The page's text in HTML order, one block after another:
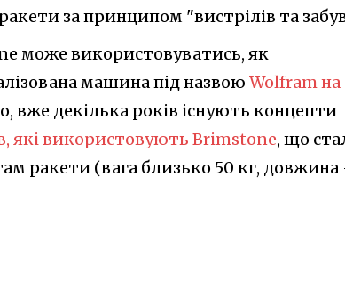
за принципом "вистрілів та
може використовуватись, як
машина під назвою Wolfram на
вже декілька років існують концепти
які використовують Brimstone, що
ракети (вага близько 50 кг, довжина